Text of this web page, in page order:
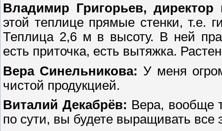
Владимир Григорьев, директор
этой теплице прямые стенки, т.е.
Теплица 2,6 м в высоту. В ней
есть приточка, есть вытяжка.
Вера Синельникова: У меня
чистой продукцией.
Виталий Декабрёв: Вера, вообще
по сути, вы будете выращивать все